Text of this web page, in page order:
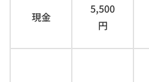
現金
5,500
円